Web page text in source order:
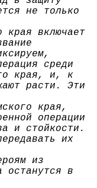
не только
края включает
среди
края, и, к
расти. Эти
края,
операции
и стойкости.
их
из
останутся в